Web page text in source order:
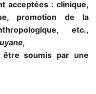
acceptées : clinique,
promotion de la
etc.,
être soumis par une